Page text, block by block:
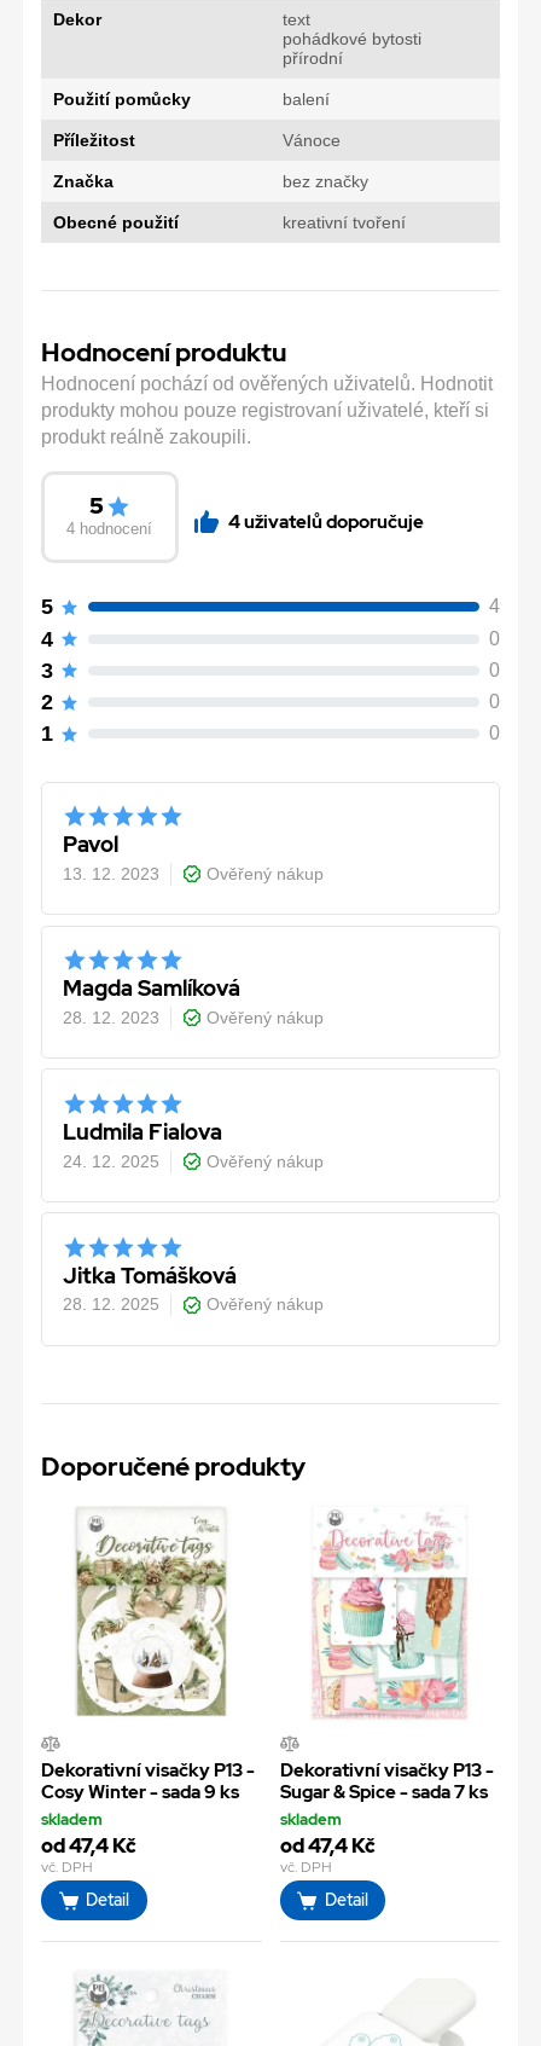
Dekor
text
pohádkové bytosti
přírodní
Použití pomůcky balení
Příležitost Vánoce
Značka bez značky
Obecné použití kreativní tvoření
Hodnocení produktu
Hodnocení pochází od ověřených uživatelů. Hodnotit
produkty mohou pouze registrovaní uživatelé, kteří si
produkt reálně zakoupili.
5
4 hodnocení 4 uživatelů doporučuje
5 4
4 0
3 0
2 0
1 0
Pavol
13. 12. 2023 Ověřený nákup
Magda Samlíková
28. 12. 2023 Ověřený nákup
Ludmila Fialova
24. 12. 2025 Ověřený nákup
Jitka Tomášková
28. 12. 2025 Ověřený nákup
Doporučené produkty
Dekorativní visačky P13 -
Cosy Winter - sada 9 ks
skladem
od 47,4 Kč
vč. DPH
Detail
Dekorativní visačky P13 -
Sugar & Spice - sada 7 ks
skladem
od 47,4 Kč
vč. DPH
Detail